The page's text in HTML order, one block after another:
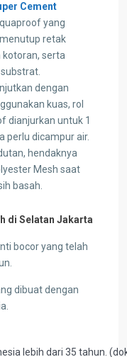
Cement
yang
retak
serta
dengan
kuas, rol
dianjurkan untuk 1
perlu dicampur air.
hendaknya
Mesh saat
basah.
di Selatan Jakarta
bocor yang telah
dibuat dengan
lebih dari 35 tahun.